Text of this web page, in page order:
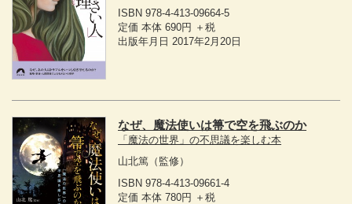
ISBN 978-4-413-09664-5
定価 本体 690円 ＋税
出版年月日 2017年2月20日
なぜ、魔法使いは箒で空を飛ぶのか
「魔法の世界」の不思議を楽しむ本
山北篤 （監修）
ISBN 978-4-413-09661-4
定価 本体 780円 ＋税